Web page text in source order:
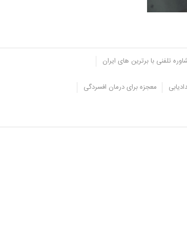
تلفنی با برترین های ایران
معجزه برای درمان افسردگی